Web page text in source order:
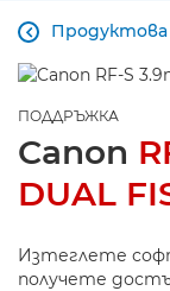
Продуктова

ПОДДРЪЖКА
Canon
DUAL
Изтеглете
получете